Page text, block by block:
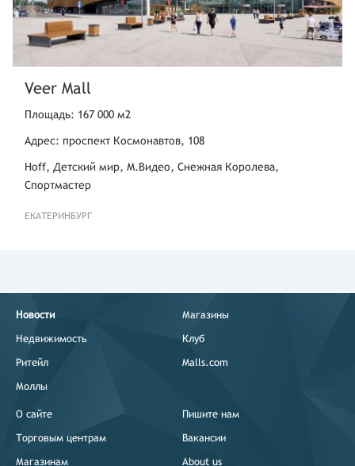
Veer Mall
Площадь: 167 000 м2
Адрес: проспект Космонавтов, 108
Hoff, Детский мир, М.Видео, Снежная Королева,
Спортмастер
ЕКАТЕРИНБУРГ
Новости
Недвижимость
Ритейл
Моллы
Магазины
Клуб
Malls.com
О сайте
Торговым центрам
Магазинам
Пишите нам
Вакансии
About us